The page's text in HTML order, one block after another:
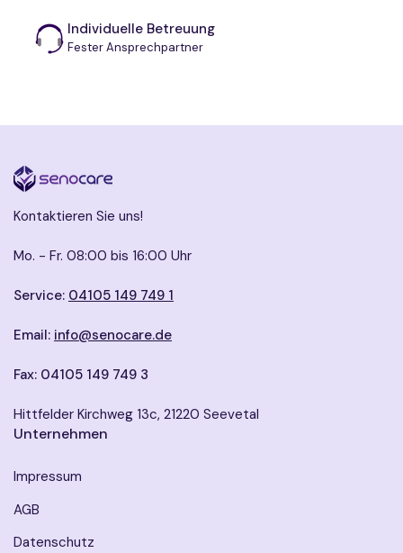
Individuelle Betreuung
Fester Ansprechpartner
Kontaktieren Sie uns!
Mo. - Fr. 08:00 bis 16:00 Uhr
Service: 04105 149 749 1
Email: info@senocare.de
Fax: 04105 149 749 3
Hittfelder Kirchweg 13c, 21220 Seevetal
Unternehmen
Impressum
AGB
Datenschutz